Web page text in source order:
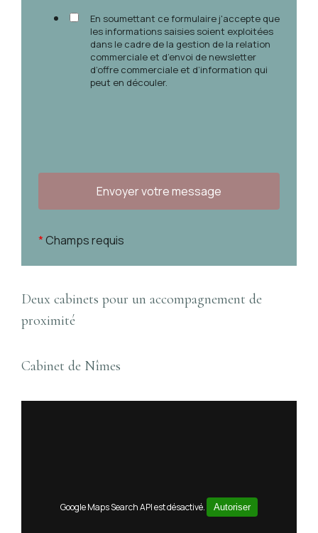
En soumettant ce formulaire j'accepte que
les informations saisies soient exploitées
dans le cadre de la gestion de la relation
commerciale et d’envoi de newsletter
d’offre commerciale et d’information qui
peut en découler.
*Champs requis
Deux cabinets pour un accompagnement de
proximité
Cabinet de Nîmes
Google Maps Search API est désactivé. Autoriser